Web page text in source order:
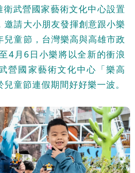
武營國家藝術文化中心設置
邀請大小朋友發揮創意跟小樂
兒童節，台灣樂高與高雄市政
4月6日小樂將以全新的衝浪
營國家藝術文化中心「樂高
童節連假期間好好樂一波。